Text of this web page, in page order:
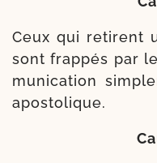
Ceux qui retirent
sont frap­pés par
mu­ni­ca­tion
apostolique.